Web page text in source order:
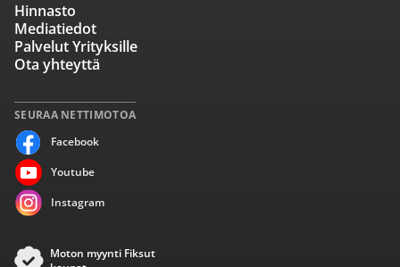
SEURAA NETTIMOTOA
Facebook
Youtube
Instagram
Hinnasto
Mediatiedot
Palvelut Yrityksille
Ota yhteyttä
Moton myynti Fiksut